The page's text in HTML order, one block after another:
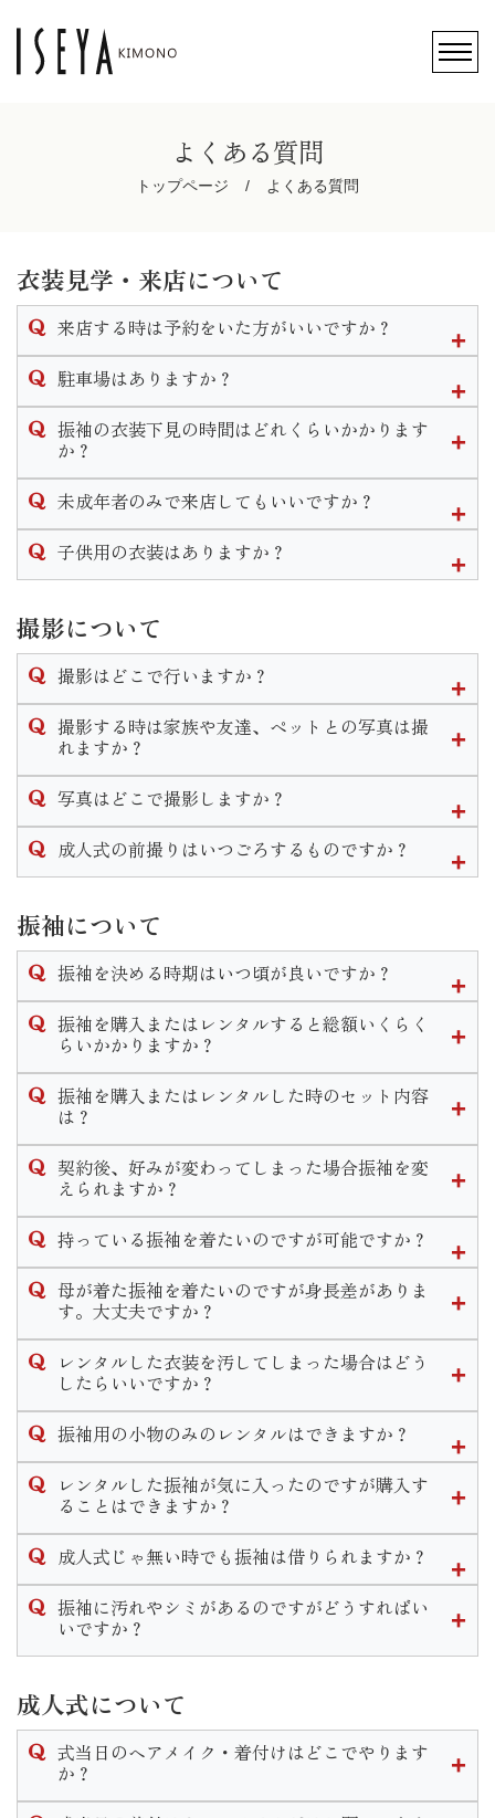
よくある質問
トップページ よくある質問
衣装見学・来店について
来店する時は予約をいた方がいいですか？
ご予約無しでのご来店も可能ですが、ご予約のお客様を優先
的にご案内させて頂きますのでお待ちいただく場合がござい
可能な限りご予約をいただきます様お願い致します。
なお、ご予約はこのHP内かお電話にて承ります。
駐車場はありますか？
店頭前にある駐車スペースと店舗裏側にも大型駐車場がござ
います。
振袖の衣装下見の時間はどれくらいかかります
か？
振袖下見の流れは
プラン説明→振袖選び→トータルコーディネート
ります。
未成年者のみで来店してもいいですか？
衣装の下見やプランの説明であればお嬢様ご本人様のみのご
来店も大歓迎です。
子供用の衣装はありますか？
七五三用の衣装になりますので和装になります。
七五三の詳しいプランはHP内の七五三ページをご覧頂くか店
舗までお問い合わせください。
撮影について
撮影はどこで行いますか？
スタジオが当館２階にございますのでそこで撮影します。
また、スタジオへは階段を登って移動していただく為車椅子
致します。
撮影する時は家族や友達、ペットとの写真は撮
れますか？
当店では家族撮影はもちろんペットとの撮影もできます。
家族和装プランや兄妹和装プラン等豊富にご用意しておりま
なお家族撮影等の希望がある場合はご予約時にお申し付けく
写真はどこで撮影しますか？
いせやきもの館に併設されているスタジオにて撮影を行いま
す。
成人式の前撮りはいつごろするものですか？
スタジオは予約制となっており年中撮影可能となっておりま
すので時期や曜日、時間はお客様の御都合に合わせて行うこ
とができます。
なお水・木・年末年始は休館日となりますのでご了承くださ
振袖について
振袖を決める時期はいつ頃が良いですか？
近年振袖選びの時期が早まってきている傾向にあります。
当店では高校３年生の夏休み〜春休みの間に決めるお客様が
決める時期に正解はございませんが早めに動き出すことで豊
富な色柄から選べたり、式当日の支度時間が良い時間を選べ
下見だけでなく振袖選びのご相談も承っておりますのでお気
軽にお問い合わせください。
振袖を購入またはレンタルすると総額いくらく
らいかかりますか？
当店での振袖一式の価格は購入の場合30万〜40万、レンタル
の場合15万〜20万が平均的な価格となっております。お選び
なお、前撮り時の写真代は別途料金となります。
振袖を購入またはレンタルした時のセット内容
は？
購入、レンタルのセット内容は同一となっております。
振袖・袋帯・長襦袢・重ね衿・帯揚げ・帯締め・草履・バッ
グ・ショール・肌着・足袋・着付け小物
腰紐5本・伊達締め2本・コーリンベルト・衿芯・三重仮紐・
その他式当日のお支度と前撮り時のお支度２回分がセットに
契約後、好みが変わってしまった場合振袖を変
えられますか？
ご契約内容によりますが一定期間内であれば選び直しやコー
ディネート変更が可能となります。
す。
期間や手数料についての詳しいお問い合わせは店舗までご連
持っている振袖を着たいのですが可能ですか？
可能です。
近年ではお持ちの振袖の小物等を買い替えリメイクしてお召
当店ではリメイクパックプランや単品での小物販売などお客
様の需要に合わせてご案内致します。
またママ振リメイクと一緒に前撮りや式当日の支度のご予約
も受け付けております。
なお、小物等の購入はせず持ち込み振袖の着付のみのご予約
母が着た振袖を着たいのですが身長差がありま
す。大丈夫ですか？
寸法直しをして着用することができます。
ただ大幅な寸法直しが必要な場合、小さくお直しするのであ
ご検討のお客様は一度振袖をお持ちの上ご来店頂きご試着し
て頂きご提案させて頂きますのでお気軽にご相談くださいま
レンタルした衣装を汚してしまった場合はどう
したらいいですか？
衿元のファンデーション汚れ等若干の汚れであれば、クリー
ニングは不要でそのままご返却いただけます。
まった場合はお直し代や商品代を請求させていただく場合も
ございます。
きます様お願い致します。
振袖用の小物のみのレンタルはできますか？
申し訳ございませんが小物単品のレンタルは行っておりませ
ん。
ママ振リメイクプランですとお得に小物を揃えることができ
ます。
レンタルした振袖が気に入ったのですが購入す
ることはできますか？
可能です。
衣装によってプラス料金は異なりますが振袖一式をそのまま
詳細は店舗までお問い合わせくださいませ。
成人式じゃ無い時でも振袖は借りられますか？
結婚式やパーティなど様々なシーンで着用できる振袖はいつ
でも貸し出し可能です。
なお、成人式シーズンは一般レンタルは行っておりません。
詳しい時期や料金は店舗までお問い合わせください。
振袖に汚れやシミがあるのですがどうすればい
いですか？
手入れを承っております。
汚れ具合によっては納期が長くかかる場合もございますので
ご着用の２ヶ月程度前にはご来店くださいませ。
成人式について
式当日のヘアメイク・着付けはどこでやります
か？
式当日のお仕度は、いせやきもの館で行います。